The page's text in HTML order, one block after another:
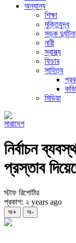
অন্যান্য
শিক্ষা
মুক্তিযুদ্ধ
সড়ক দুর্ঘটনা
নারী
স্বাস্থ্য
ফিচার
সাহিত্য
মিডিয়া
সারাদেশ
নির্বাচন
প্রস্তাব
স্টাফ রিপোর্টার
প্রকাশ: ২ years ago
অ+ অ-